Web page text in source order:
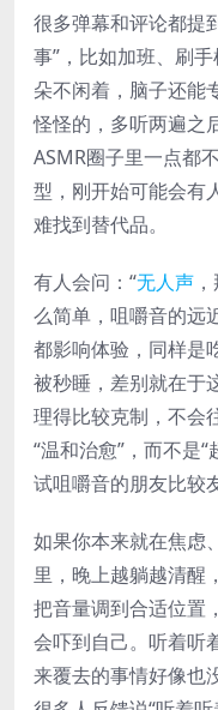
很多弹幕和评论都提
事”，比如加班、刷
朵不闲着，脑子还能
怪怪的，多听两遍之
ASMR圈子里一点都
型，刚开始可能会有
难找到替代品。
有人会问：“无人声
么简单，咀嚼音的远
都影响体验，同样是
被秒睡，差别就在于
理得比较克制，不会
“温和治愈”，而不是
试咀嚼音的朋友比较
如果你本来就在焦虑
里，晚上越躺越清醒
把音量调到合适位置
会吓到自己。听着听
来覆去的事情好像也